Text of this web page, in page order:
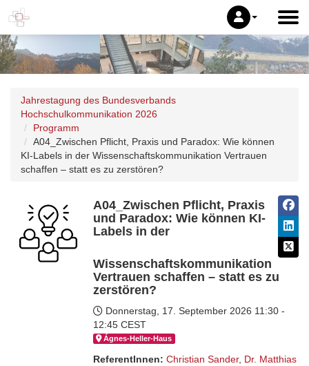
Jahrestagung des Bundesverbands
Hochschulkommunikation 2026
Programm
A04_Zwischen Pflicht, Praxis und Paradox: Wie können
KI-Labels in der Wissenschaftskommunikation Vertrauen
schaffen – statt es zu zerstören?
A04_Zwischen Pflicht, Praxis
und Paradox: Wie können KI-
Labels in der
Wissenschaftskommunikation
Vertrauen schaffen – statt es zu
zerstören?
Donnerstag, 17. September 2026 11:30 -
12:45 CEST
Ágnes-Hel­ler-Haus
ReferentInnen: Christian Sander, Dr. Matthias